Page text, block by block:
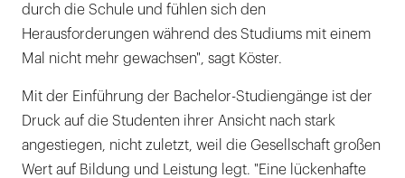
durch die Schule und fühlen sich den
Herausforderungen während des Studiums mit einem
Mal nicht mehr gewachsen", sagt Köster.
Mit der Einführung der Bachelor-Studiengänge ist der
Druck auf die Studenten ihrer Ansicht nach stark
angestiegen, nicht zuletzt, weil die Gesellschaft großen
Wert auf Bildung und Leistung legt. "Eine lückenhafte